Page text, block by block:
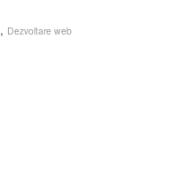
, Dezvoltare web